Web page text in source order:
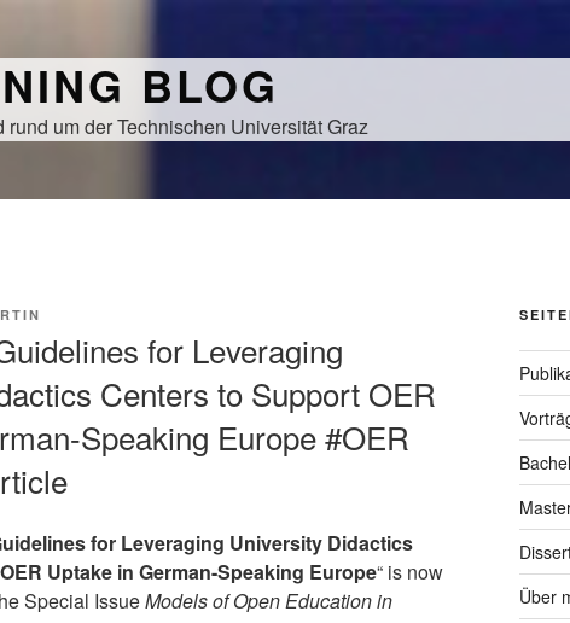
BLOG
um der Technischen Universität Graz
for Leveraging
Centers to Support OER
Speaking Europe #OER
for Leveraging University Didactics
Uptake in German-Speaking Europe“ is now
Special IssueModels of Open Education in
Über